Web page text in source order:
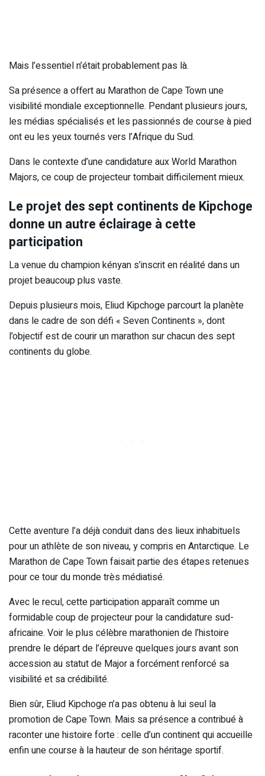
Mais l’essentiel n’était probablement pas là.
Sa présence a offert au Marathon de Cape Town une
visibilité mondiale exceptionnelle. Pendant plusieurs jours,
les médias spécialisés et les passionnés de course à pied
ont eu les yeux tournés vers l’Afrique du Sud.
Dans le contexte d’une candidature aux World Marathon
Majors, ce coup de projecteur tombait difficilement mieux.
Le projet des sept continents de Kipchoge
donne un autre éclairage à cette
participation
La venue du champion kényan s’inscrit en réalité dans un
projet beaucoup plus vaste.
Depuis plusieurs mois, Eliud Kipchoge parcourt la planète
dans le cadre de son défi « Seven Continents », dont
l’objectif est de courir un marathon sur chacun des sept
continents du globe.
Cette aventure l’a déjà conduit dans des lieux inhabituels
pour un athlète de son niveau, y compris en Antarctique. Le
Marathon de Cape Town faisait partie des étapes retenues
pour ce tour du monde très médiatisé.
Avec le recul, cette participation apparaît comme un
formidable coup de projecteur pour la candidature sud-
africaine. Voir le plus célèbre marathonien de l’histoire
prendre le départ de l’épreuve quelques jours avant son
accession au statut de Major a forcément renforcé sa
visibilité et sa crédibilité.
Bien sûr, Eliud Kipchoge n’a pas obtenu à lui seul la
promotion de Cape Town. Mais sa présence a contribué à
raconter une histoire forte : celle d’un continent qui accueille
enfin une course à la hauteur de son héritage sportif.